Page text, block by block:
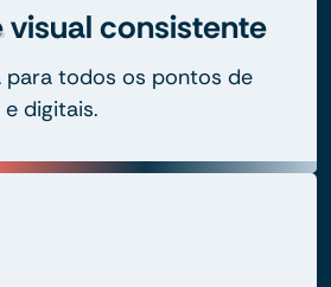
consistente
para todos os pontos de
digitais.